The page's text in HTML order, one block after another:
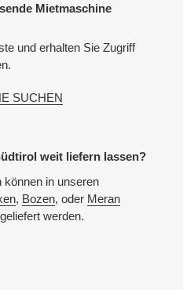
Mietmaschine
und erhalten Sie Zugriff
SUCHEN
weit liefern lassen?
in unseren
, Bozen, oder Meran
werden.